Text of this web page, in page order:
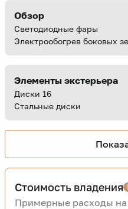
Обзор
Светодиодные фары
Электрообогрев боковых
Элементы экстерьера
Диски 16
Стальные диски
Стоимость владения
Примерные расходы на